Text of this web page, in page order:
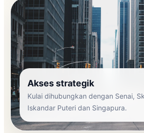
Akses strategik
Kulai dihubungkan dengan Senai,
Iskandar Puteri dan Singapura.